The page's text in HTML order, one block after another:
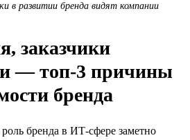
в развитии бренда видят компании
заказчики
— топ‑3 причины
бренда
бренда в ИТ‑сфере заметно